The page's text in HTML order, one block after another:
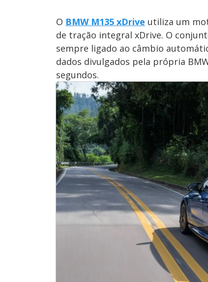
O BMW M135 xDrive utiliza um
de tração integral xDrive. O
sempre ligado ao câmbio
dados divulgados pela própria
segundos.